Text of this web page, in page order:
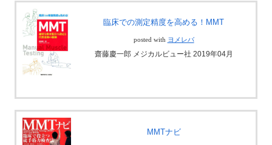
臨床での測定精度を高める！MMT
posted with ヨメレバ
齋藤慶一郎 メジカルビュー社 2019年04月
MMTナビ